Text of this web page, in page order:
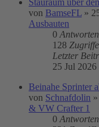
Stauraum über
von BamseFL »
Ausbauten
0 Antworten
128 Zugriffe
Letzter
25 Jul 2026
Beinahe Sprinter
von Schnafdolin »
& VW Crafter 1
0 Antworten